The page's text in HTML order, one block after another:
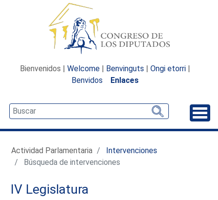
Bienvenidos | Welcome | Benvinguts | Ongi etorri |
Benvidos
Enlaces
Actividad Parlamentaria
Intervenciones
Búsqueda de intervenciones
IV Legislatura